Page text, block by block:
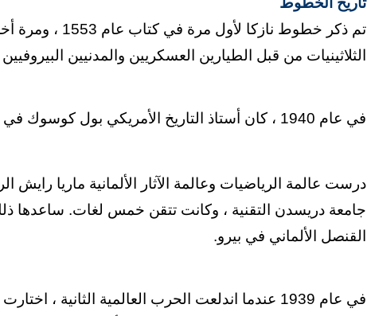
الثلاثينيات من قبل الطيارين العسكريين والمدنيين
في عام 1940 ، كان أستاذ التاريخ الأمريكي
درست عالمة الرياضيات وعالمة الآثار الألمانية ماريا رايش
القنصل الألماني في بيرو.
في عام 1939 عندما اندلعت الحرب العالمية الثانية